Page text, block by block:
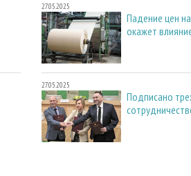
27.05.2025
Падение цен
окажет
27.05.2025
Подписано